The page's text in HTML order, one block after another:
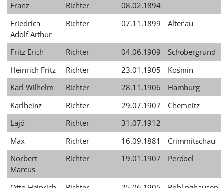
Franz
Richter
08.02.1894
Friedrich
Adolf Arthur
Richter 07.11.1899 Altenau
Fritz Erich Richter 04.06.1909
Schobergrund
Heinrich Fritz
Richter 23.01.1905
Kośmin
Karl Wilhelm
Richter 28.11.1906
Hamburg
Karlheinz
Richter 29.07.1907
Chemnitz
Lajó
Richter
31.07.1912
Max
Richter 16.09.1881
Crimmitschau
Norbert
Marcus
Richter 19.01.1907 Perdoel